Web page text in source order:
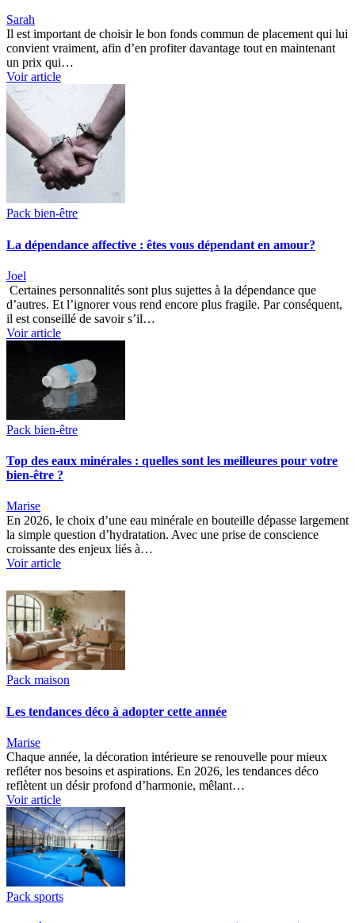
Sarah
Il est important de choisir le bon fonds commun de placement qui lui
convient vraiment, afin d’en profiter davantage tout en maintenant
un prix qui…
Voir article
Pack bien-être
La dépendance affective : êtes vous dépendant en amour?
Joel
Certaines personnalités sont plus sujettes à la dépendance que
d’autres. Et l’ignorer vous rend encore plus fragile. Par conséquent,
il est conseillé de savoir s’il…
Voir article
Pack bien-être
Top des eaux minérales : quelles sont les meilleures pour votre
bien-être ?
Marise
En 2026, le choix d’une eau minérale en bouteille dépasse largement
la simple question d’hydratation. Avec une prise de conscience
croissante des enjeux liés à…
Voir article
Pack maison
Les tendances déco à adopter cette année
Marise
Chaque année, la décoration intérieure se renouvelle pour mieux
refléter nos besoins et aspirations. En 2026, les tendances déco
reflètent un désir profond d’harmonie, mêlant…
Voir article
Pack sports